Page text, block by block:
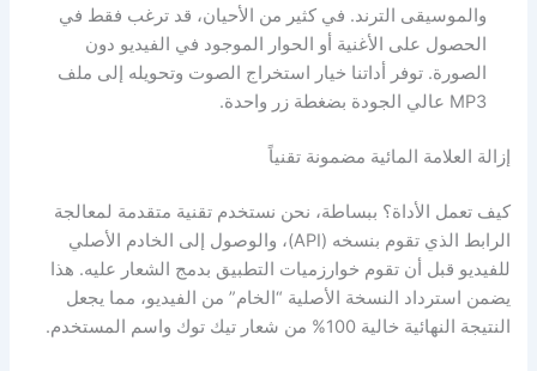
والموسيقى الترند. في كثير من الأحيان، قد ترغب فقط في
الحصول على الأغنية أو الحوار الموجود في الفيديو دون
الصورة. توفر أداتنا خيار استخراج الصوت وتحويله إلى ملف
MP3 عالي الجودة بضغطة زر واحدة.
إزالة العلامة المائية مضمونة تقنياً
كيف تعمل الأداة؟ ببساطة، نحن نستخدم تقنية متقدمة لمعالجة
الرابط الذي تقوم بنسخه (API)، والوصول إلى الخادم الأصلي
للفيديو قبل أن تقوم خوارزميات التطبيق بدمج الشعار عليه. هذا
يضمن استرداد النسخة الأصلية “الخام” من الفيديو، مما يجعل
النتيجة النهائية خالية 100% من شعار تيك توك واسم المستخدم.